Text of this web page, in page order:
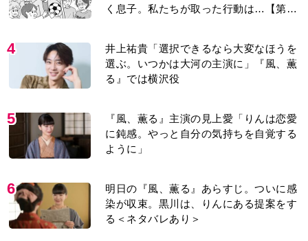
く息子。私たちが取った行動は…【第3
4
井上祐貴「選択できるなら大変なほうを
選ぶ。いつかは大河の主演に」『風、薫
る』では横沢役
5
『風、薫る』主演の見上愛「りんは恋愛
に鈍感。やっと自分の気持ちを自覚する
ように」
6
明日の『風、薫る』あらすじ。ついに感
染が収束。黒川は、りんにある提案をす
る＜ネタバレあり＞